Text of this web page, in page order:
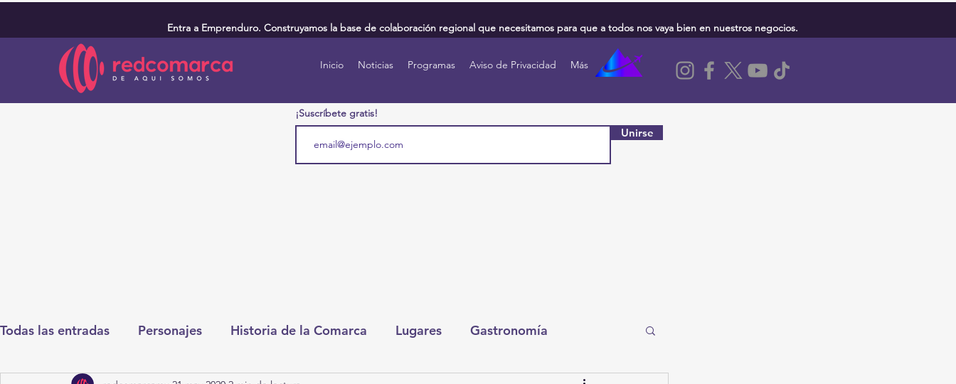
Entra a Emprenduro. Construyamos la base de colaboración regional que necesitamos para que a todos nos vaya bien en nuestros negocios.
Inicio Noticias Programas Aviso de Privacidad Más
¡Suscríbete gratis!
Unirse
Todas las entradas Personajes Historia de la Comarca Lugares Gastronomía